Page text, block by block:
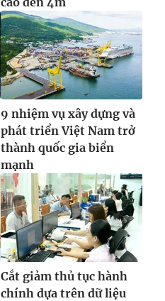
9 nhiệm vụ xây dựng và
phát triển Việt Nam trở
thành quốc gia biển
mạnh
Cắt giảm thủ tục hành
chính dựa trên dữ liệu